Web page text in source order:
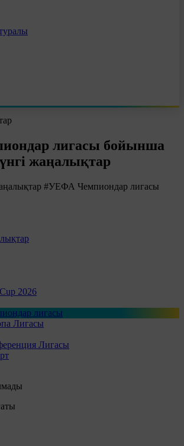
лигасы бойынша
жаңалықтар
#УЕФА Чемпиондар лигасы
2026
лигасы
Лигасы
Лигасы